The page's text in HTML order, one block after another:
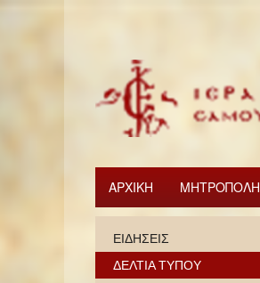
ΑΡΧΙΚΗ ΜΗΤΡΟΠΟΛΗ
ΕΙΔΗΣΕΙΣ
ΔΕΛΤΙΑ ΤΥΠΟΥ